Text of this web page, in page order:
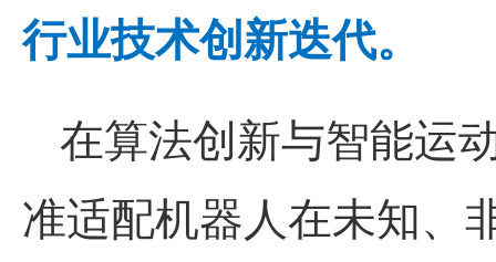
行业技术创新迭代。
在算法创新与智能运
准适配机器人在未知、